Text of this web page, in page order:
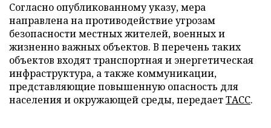
Согласно опубликованному указу, мера
направлена на противодействие угрозам
безопасности местных жителей, военных и
жизненно важных объектов. В перечень таких
объектов входят транспортная и энергетическая
инфраструктура, а также коммуникации,
представляющие повышенную опасность для
населения и окружающей среды, передаетТАСС.